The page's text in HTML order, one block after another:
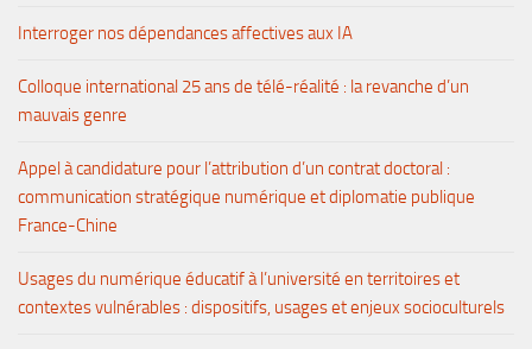
Interroger nos dépendances affectives aux IA
Colloque international 25 ans de télé-réalité : la revanche d’un
mauvais genre
Appel à candidature pour l’attribution d’un contrat doctoral :
communication stratégique numérique et diplomatie publique
France-Chine
Usages du numérique éducatif à l’université en territoires et
contextes vulnérables : dispositifs, usages et enjeux socioculturels